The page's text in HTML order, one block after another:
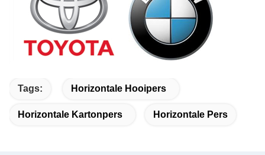
Tags: Horizontale Hooipers
Horizontale Kartonpers Horizontale Pers